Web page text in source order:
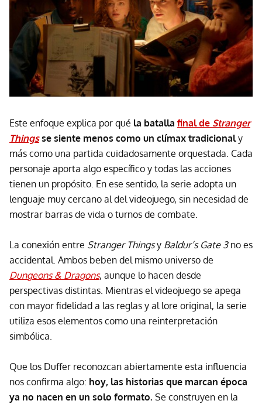
Este enfoque explica por qué la batalla final de Stranger
Thingsse siente menos como un clímax tradicionaly
más como una partida cuidadosamente orquestada. Cada
personaje aporta algo específico y todas las acciones
tienen un propósito. En ese sentido, la serie adopta un
lenguaje muy cercano al del videojuego, sin necesidad de
mostrar barras de vida o turnos de combate.
La conexión entre Stranger Thingsy Baldur’s Gate 3no es
accidental. Ambos beben del mismo universo de
Dungeons & Dragons, aunque lo hacen desde
perspectivas distintas. Mientras el videojuego se apega
con mayor fidelidad a las reglas y al lore original, la serie
utiliza esos elementos como una reinterpretación
simbólica.
Que los Duffer reconozcan abiertamente esta influencia
nos confirma algo: hoy, las historias que marcan época
ya no nacen en un solo formato. Se construyen en la